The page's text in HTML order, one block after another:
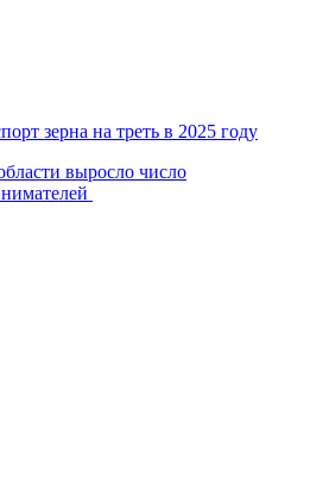
зерна на треть в 2025 году
выросло число